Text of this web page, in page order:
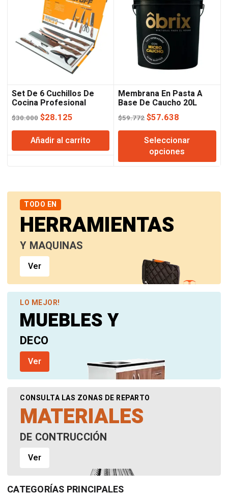
Set De 6 Cuchillos De
Cocina Profesional
Lusqtoff
$30.000 El
precio
original
era:
$28.125
precio
actual
es:
Añadir al carrito
Membrana En Pasta A
Base De Caucho 20L
Obrix
$59.772El
precio
original
era:
$59.772.
$57.638
precio
actual
es:
$57.638.
Seleccionar
opciones
TODO EN
HERRAMIENTAS
Y MAQUINAS
Ver
LO MEJOR!
MUEBLES Y
DECO
Ver
CONSULTA LAS ZONAS DE REPARTO
MATERIALES
DE CONTRUCCIÓN
Ver
CATEGORÍAS PRINCIPALES